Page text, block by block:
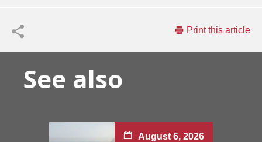
Print this article
See also
August 6, 2026